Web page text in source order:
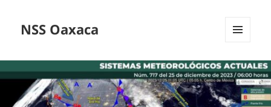
NSS Oaxaca
WIDGETS